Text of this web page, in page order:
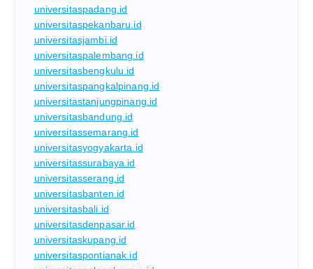
universitaspadang.id
universitaspekanbaru.id
universitasjambi.id
universitaspalembang.id
universitasbengkulu.id
universitaspangkalpinang.id
universitastanjungpinang.id
universitasbandung.id
universitassemarang.id
universitasyogyakarta.id
universitassurabaya.id
universitasserang.id
universitasbanten.id
universitasbali.id
universitasdenpasar.id
universitaskupang.id
universitaspontianak.id